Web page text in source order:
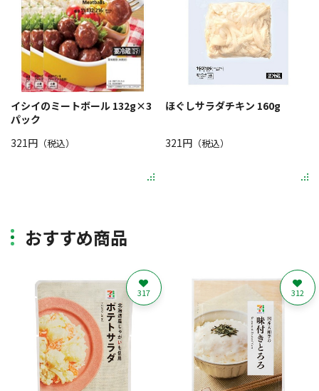
イシイのミートボール 132g×3
パック
321円 （税込）
ほぐしサラダチキン 160g
321円（税込）
おすすめ商品
317 312